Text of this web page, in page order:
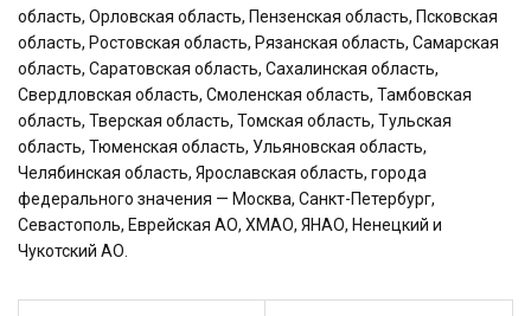
область, Орловская область, Пензенская область, Псковская
область, Ростовская область, Рязанская область, Самарская
область, Саратовская область, Сахалинская область,
Свердловская область, Смоленская область, Тамбовская
область, Тверская область, Томская область, Тульская
область, Тюменская область, Ульяновская область,
Челябинская область, Ярославская область, города
федерального значения — Москва, Санкт-Петербург,
Севастополь, Еврейская АО, ХМАО, ЯНАО, Ненецкий и
Чукотский АО.